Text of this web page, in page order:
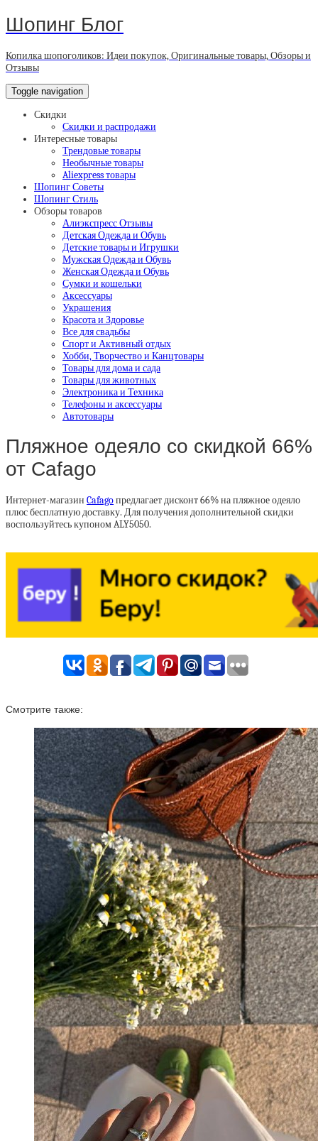
Шопинг Блог
Копилка шопоголиков: Идеи покупок, Оригинальные товары, Обзоры и
Отзывы
Toggle navigation
Скидки
Скидки и распродажи
Интересные товары
Трендовые товары
Необычные товары
Aliexpress товары
Шопинг Советы
Шопинг Стиль
Обзоры товаров
Алиэкспресс Отзывы
Детская Одежда и Обувь
Детские товары и Игрушки
Мужская Одежда и Обувь
Женская Одежда и Обувь
Сумки и кошельки
Аксессуары
Украшения
Красота и Здоровье
Все для свадьбы
Спорт и Активный отдых
Хобби, Творчество и Канцтовары
Товары для дома и сада
Товары для животных
Электроника и Техника
Телефоны и аксессуары
Автотовары
Пляжное одеяло со скидкой 66%
от Cafago
Интернет-магазин Cafagoпредлагает дисконт 66% на пляжное одеяло
плюс бесплатную доставку. Для получения дополнительной скидки
воспользуйтесь купоном ALY5050.
Смотрите также: